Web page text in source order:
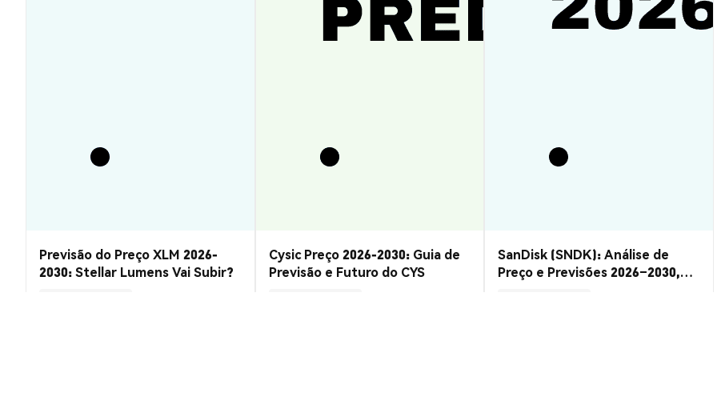
Previsão do Preço XLM 2026-
2030: Stellar Lumens Vai Subir?
Cysic Preço 2026-2030: Guia de
Previsão e Futuro do CYS
SanDisk (SNDK): Análise de
Preço e Previsões 2026–2030,